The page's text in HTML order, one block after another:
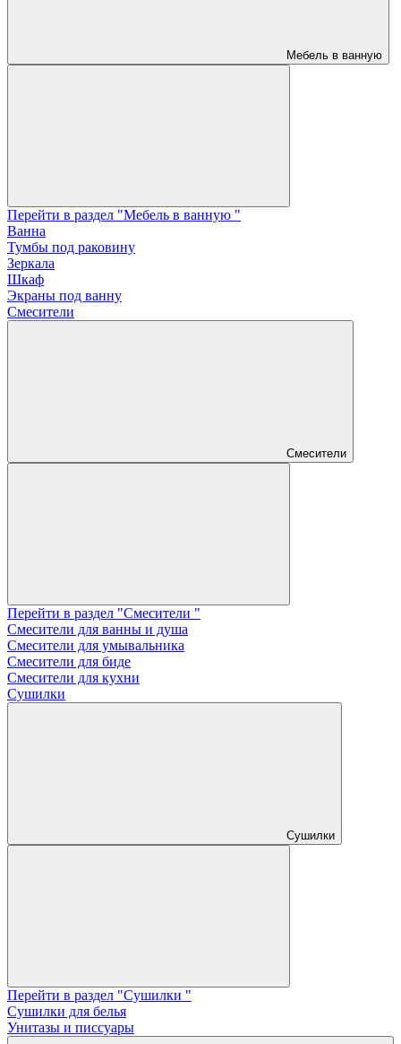
Мебель в ванную
Перейти в раздел "Мебель в ванную "
Ванна
Тумбы под раковину
Зеркала
Шкаф
Экраны под ванну
Смесители
Смесители
Перейти в раздел "Смесители "
Смесители для ванны и душа
Смесители для умывальника
Смесители для биде
Смесители для кухни
Сушилки
Сушилки
Перейти в раздел "Сушилки "
Сушилки для белья
Унитазы и писсуары